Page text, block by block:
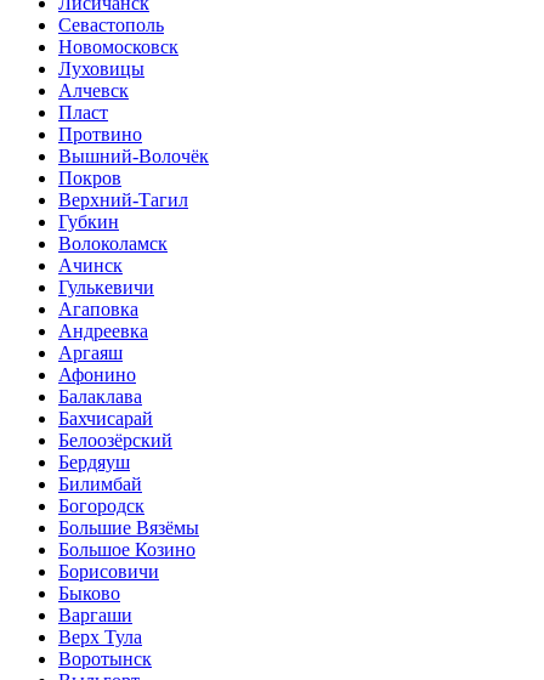
Севастополь
Новомосковск
Луховицы
Алчевск
Пласт
Протвино
Вышний-Волочёк
Покров
Верхний-Тагил
Губкин
Волоколамск
Ачинск
Гулькевичи
Агаповка
Андреевка
Аргаяш
Афонино
Балаклава
Бахчисарай
Белоозёрский
Бердяуш
Билимбай
Богородск
Большие Вязёмы
Большое Козино
Борисовичи
Быково
Варгаши
Верх Тула
Воротынск